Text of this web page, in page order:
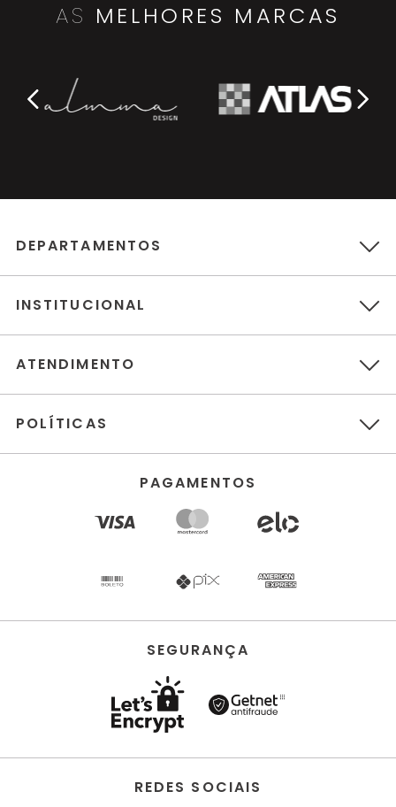
AS MELHORES MARCAS
DEPARTAMENTOS
INSTITUCIONAL
ATENDIMENTO
POLÍTICAS
PAGAMENTOS
SEGURANÇA
REDES SOCIAIS